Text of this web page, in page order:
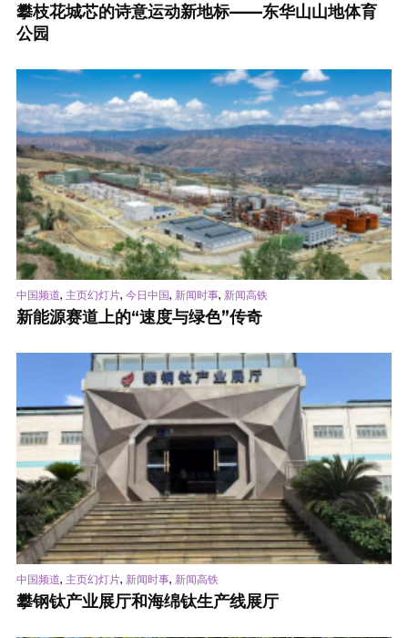
攀枝花城芯的诗意运动新地标——东华山山地体育
公园
中国频道, 主页幻灯片, 今日中国, 新闻时事, 新闻高铁
新能源赛道上的“速度与绿色”传奇
中国频道, 主页幻灯片, 新闻时事, 新闻高铁
攀钢钛产业展厅和海绵钛生产线展厅